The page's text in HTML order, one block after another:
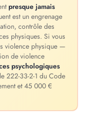
presque jamais
est un engrenage
contrôle des
physiques. Si vous
violence physique —
de violence
psychologiques
222-33-2-1 du Code
et 45 000 €